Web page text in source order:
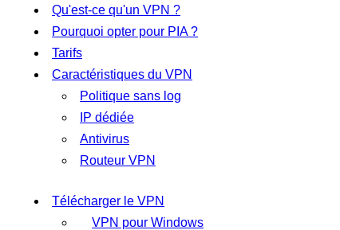
Qu'est-ce qu'un VPN ?
Pourquoi opter pour PIA ?
Tarifs
Caractéristiques du VPN
Politique sans log
IP dédiée
Antivirus
Routeur VPN
Télécharger le VPN
VPN pour Windows